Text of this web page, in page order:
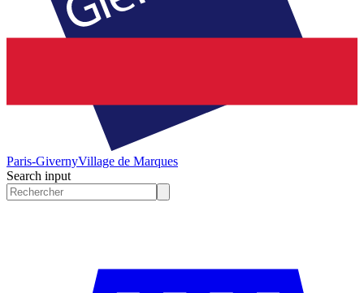
Paris-GivernyVillage de Marques
Search input